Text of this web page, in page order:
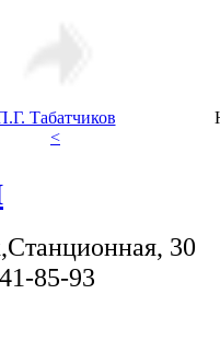
Табатчиков
<
30
85-93